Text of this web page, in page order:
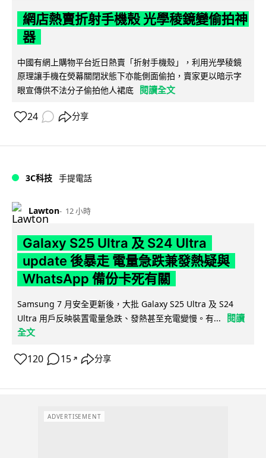
網店熱賣折射手機殼 光學稜鏡變偷拍神
器
中國有網上購物平台近日熱賣「折射手機殼」，利用光學稜鏡
原理讓手機在熒幕關閉狀態下亦能側面偷拍，賣家更以暗示字
眼宣傳供不法分子偷拍他人裙底
閱讀全文
24 分享
3C科技 手提電話
Lawton 12 小時
Galaxy S25 Ultra 及 S24 Ultra
update 後暴走 電量急跌兼發熱疑與
WhatsApp 備份卡死有關
Samsung 7 月安全更新後，大批 Galaxy S25 Ultra 及 S24
Ultra 用戶反映裝置電量急跌、發熱甚至充電變慢。有...
閱讀
全文
120 15 ↗ 分享
ADVERTISEMENT